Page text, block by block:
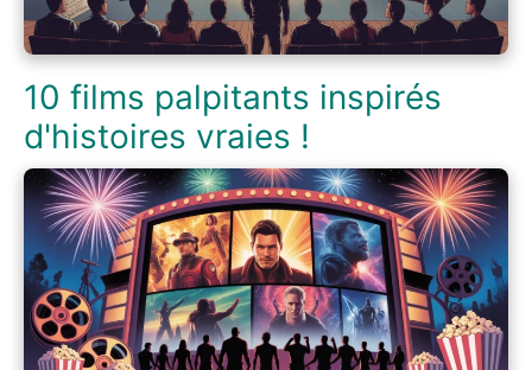
10 films palpitants inspirés
d'histoires vraies !